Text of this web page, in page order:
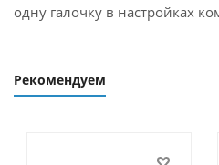
одну галочку в настройках
Рекомендуем